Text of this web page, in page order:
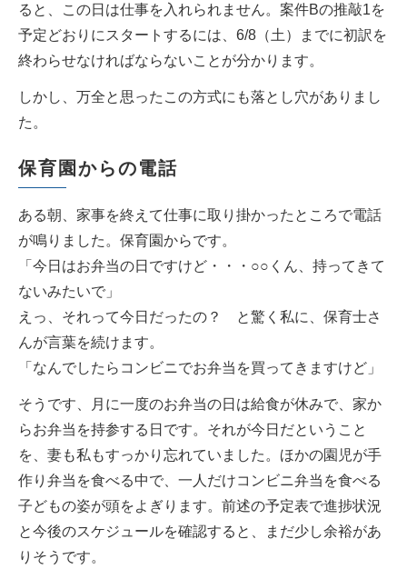
ると、この日は仕事を入れられません。案件Bの推敲1を
予定どおりにスタートするには、6/8（土）までに初訳を
終わらせなければならないことが分かります。
しかし、万全と思ったこの方式にも落とし穴がありまし
た。
保育園からの電話
ある朝、家事を終えて仕事に取り掛かったところで電話
が鳴りました。保育園からです。
「今日はお弁当の日ですけど・・・○○くん、持ってきて
ないみたいで」
えっ、それって今日だったの？ と驚く私に、保育士さ
んが言葉を続けます。
「なんでしたらコンビニでお弁当を買ってきますけど」
そうです、月に一度のお弁当の日は給食が休みで、家か
らお弁当を持参する日です。それが今日だということ
を、妻も私もすっかり忘れていました。ほかの園児が手
作り弁当を食べる中で、一人だけコンビニ弁当を食べる
子どもの姿が頭をよぎります。前述の予定表で進捗状況
と今後のスケジュールを確認すると、まだ少し余裕があ
りそうです。